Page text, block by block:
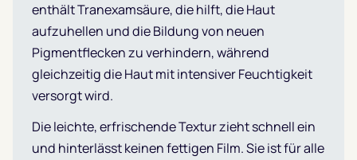
enthält Tranexamsäure, die hilft, die Haut
aufzuhellen und die Bildung von neuen
Pigmentflecken zu verhindern, während
gleichzeitig die Haut mit intensiver Feuchtigkeit
versorgt wird.
Die leichte, erfrischende Textur zieht schnell ein
und hinterlässt keinen fettigen Film. Sie ist für alle